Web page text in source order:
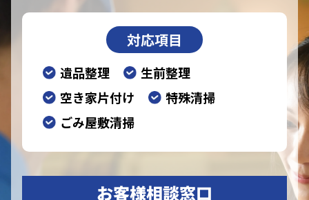
対応項目
遺品整理
生前整理
空き家片付け
特殊清掃
ごみ屋敷清掃
お客様相談窓口